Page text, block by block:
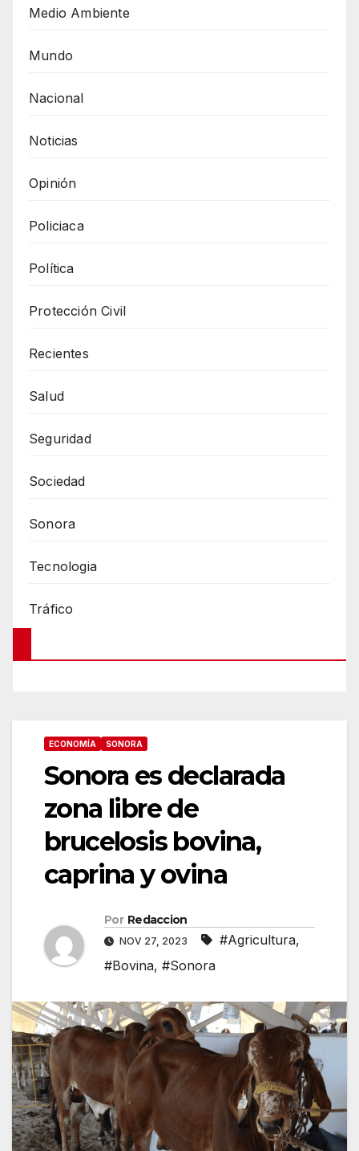
Medio Ambiente
Mundo
Nacional
Noticias
Opinión
Policiaca
Política
Protección Civil
Recientes
Salud
Seguridad
Sociedad
Sonora
Tecnologia
Tráfico
ECONOMÍA SONORA
Sonora es declarada
zona libre de
brucelosis bovina,
caprina y ovina
Por Redaccion
NOV 27, 2023 #Agricultura,
#Bovina, #Sonora